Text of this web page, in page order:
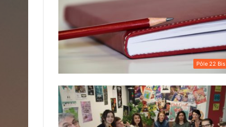
Pôle 22 Bis